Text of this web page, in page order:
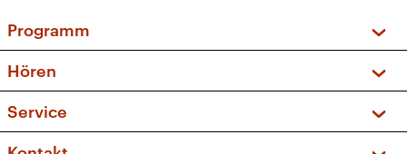
Programm
Sendungen und Podcasts
Musikliste
Hören
Frequenzen (UKW + DAB+)
Service
FAQ